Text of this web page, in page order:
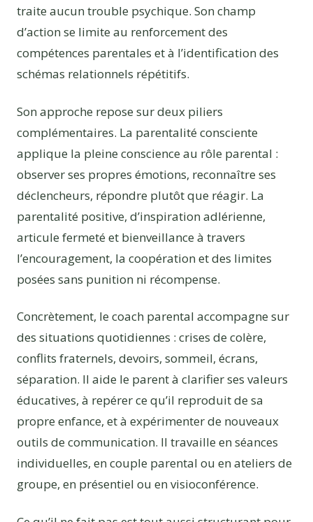
traite aucun trouble psychique. Son champ
d’action se limite au renforcement des
compétences parentales et à l’identification des
schémas relationnels répétitifs.
Son approche repose sur deux piliers
complémentaires. La parentalité consciente
applique la pleine conscience au rôle parental :
observer ses propres émotions, reconnaître ses
déclencheurs, répondre plutôt que réagir. La
parentalité positive, d’inspiration adlérienne,
articule fermeté et bienveillance à travers
l’encouragement, la coopération et des limites
posées sans punition ni récompense.
Concrètement, le coach parental accompagne sur
des situations quotidiennes : crises de colère,
conflits fraternels, devoirs, sommeil, écrans,
séparation. Il aide le parent à clarifier ses valeurs
éducatives, à repérer ce qu’il reproduit de sa
propre enfance, et à expérimenter de nouveaux
outils de communication. Il travaille en séances
individuelles, en couple parental ou en ateliers de
groupe, en présentiel ou en visioconférence.